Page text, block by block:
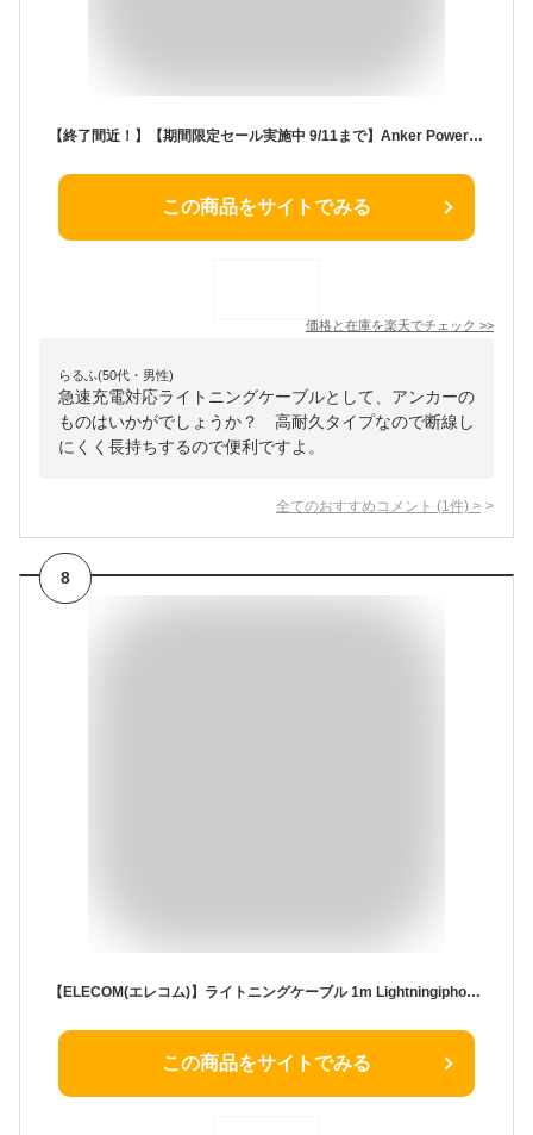
【終了間近！】【期間限定セール実施中 9/11まで】Anker PowerLine II USB-C & ライトニングケーブル MFi認証 USB PD対応 急速充電 iPhone 13 / 13 Pro / 12 / SE(第2世代) 各種対応
この商品をサイトでみる
価格と在庫を楽天でチェック >>
らるふ(50代・男性)
急速充電対応ライトニングケーブルとして、アンカーの
ものはいかがでしょうか？ 高耐久タイプなので断線し
にくく長持ちするので便利ですよ。
全てのおすすめコメント (1 件) >
8
【ELECOM(エレコム)】ライトニングケーブル 1m Lightningiphone ipod オーディオ向け スタンダードタイプ データ転送 充電用[▲][EL]
この商品をサイトでみる